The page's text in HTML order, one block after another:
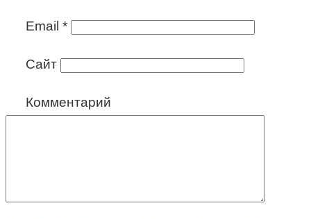
Email *
Сайт
Комментарий